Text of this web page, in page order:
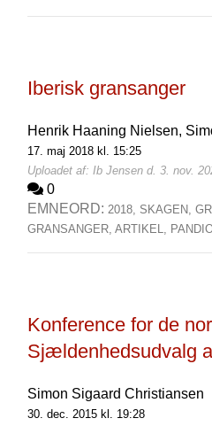
Iberisk gransanger
Henrik Haaning Nielsen,
17. maj 2018 kl. 15:25
Uploadet af: Ib Jensen d. 3. nov.
0
EMNEORD: 2018, SKAGEN,
GRANSANGER, ARTIKEL,
Konference for de
Sjældenhedsudvalg
Simon Sigaard Christiansen
30. dec. 2015 kl. 19:28